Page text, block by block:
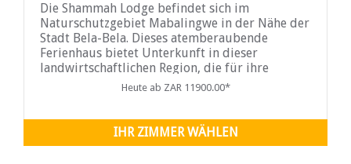
Die Shammah Lodge befindet sich im
Naturschutzgebiet Mabalingwe in der Nähe der
Stadt Bela-Bela. Dieses atemberaubende
Ferienhaus bietet Unterkunft in dieser
landwirtschaftlichen Region, die für ihre
geothermischen heißen Quellen bekannt ist und
Heute ab ZAR 11900.00*
IHR ZIMMER WÄHLEN